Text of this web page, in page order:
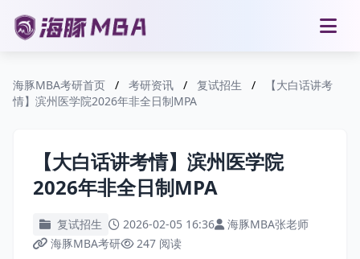
海豚MBA考研首页 / 考研资讯 / 复试招生 /
【大白话讲考
情】滨州医学院2026年非全日制MPA
【大白话讲考情】滨州医学院
2026年非全日制MPA
复试招生 2026-02-05 16:36
海豚MBA张老师
海豚MBA考研
247 阅读